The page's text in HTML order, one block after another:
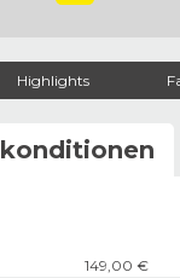
Highlights
149,00 €